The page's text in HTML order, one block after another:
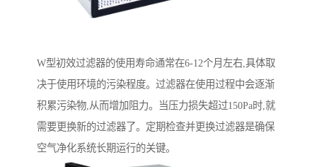
W型初效过滤器的使用寿命通常在6-12个月左右,具体取
决于使用环境的污染程度。过滤器在使用过程中会逐渐
积累污染物,从而增加阻力。当压力损失超过150Pa时,就
需要更换新的过滤器了。定期检查并更换过滤器是确保
空气净化系统长期运行的关键。